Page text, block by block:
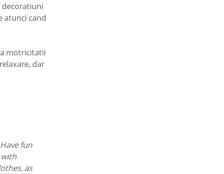
decoratiuni
atunci cand
motricitatii
dar
fun
with
as